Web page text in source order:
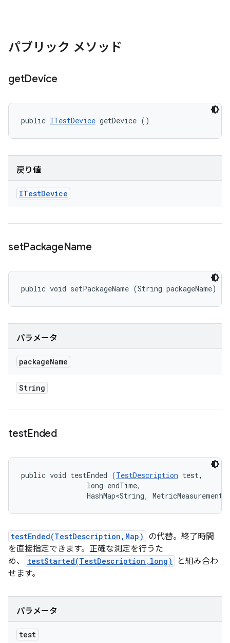
パブリック メソッド
getDevice
public ITestDevice getDevice ()
戻り値
ITestDevice
setPackageName
public void setPackageName (String packageName)
パラメータ
packageName
String
testEnded
public void testEnded (TestDescription test,
                long endTime,
HashMap<String,
testEnded(TestDescription,Map)
の代替。終了時間
を直接指定できます。正確な測定を行うた
め、
testStarted(TestDescription,long)
と組み合わ
せます。
パラメータ
test